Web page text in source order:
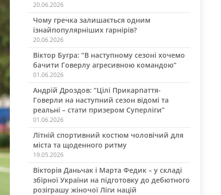
20.06.2026
Чому гречка залишається одним
ізнайпопулярніших гарнірів?
20.06.2026
Віктор Бугра: “В наступному сезоні хочемо
бачити Говерлу агресивною командою”
01.06.2026
Андрій Дроздов: “Цілі Прикарпаття-
Говерли на наступний сезон відомі та
реальні – стати призером Суперліги”
01.06.2026
Літній спортивний костюм чоловічий для
міста та щоденного ритму
19.05.2026
Вікторія Даньчак і Марта Федик – у складі
збірної України на підготовку до дебютного
розіграшу жіночої Ліги націй